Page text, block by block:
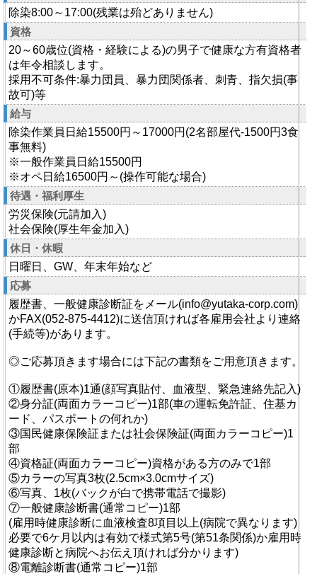
除染8:00～17:00(残業は殆どありません)
資格
20～60歳位(資格・経験による)の男子で健康な方有資格者
は年令相談します。
採用不可条件:暴力団員、暴力団関係者、刺青、指欠損(事
故可)等
給与
除染作業員日給15500円～17000円(2名部屋代-1500円3食
事無料)
※一般作業員日給15500円
※オペ日給16500円～(操作可能な場合)
待遇・福利厚生
労災保険(元請加入)
社会保険(厚生年金加入)
休日・休暇
日曜日、GW、年末年始など
応募
履歴書、一般健康診断証をメール(info@yutaka-corp.com)
かFAX(052-875-4412)に送信頂ければ各雇用会社より連絡
(手続等)があります。
◎ご応募頂きます場合には下記の書類をご用意頂きます。
①履歴書(原本)1通(顔写真貼付、血液型、緊急連絡先記入)
②身分証(両面カラーコピー)1部(車の運転免許証、住基カ
ード、パスポートの何れか)
③国民健康保険証または社会保険証(両面カラーコピー)1
部
④資格証(両面カラーコピー)資格がある方のみで1部
⑤カラーの写真3枚(2.5cm×3.0cmサイズ)
⑥写真、1枚(バックが白で携帯電話で撮影)
⑦一般健康診断書(通常コピー)1部
(雇用時健康診断に血液検査8項目以上(病院で異なります)
必要で6ケ月以内は有効で様式第5号(第51条関係)か雇用時
健康診断と病院へお伝え頂ければ分かります)
⑧電離診断書(通常コピー)1部